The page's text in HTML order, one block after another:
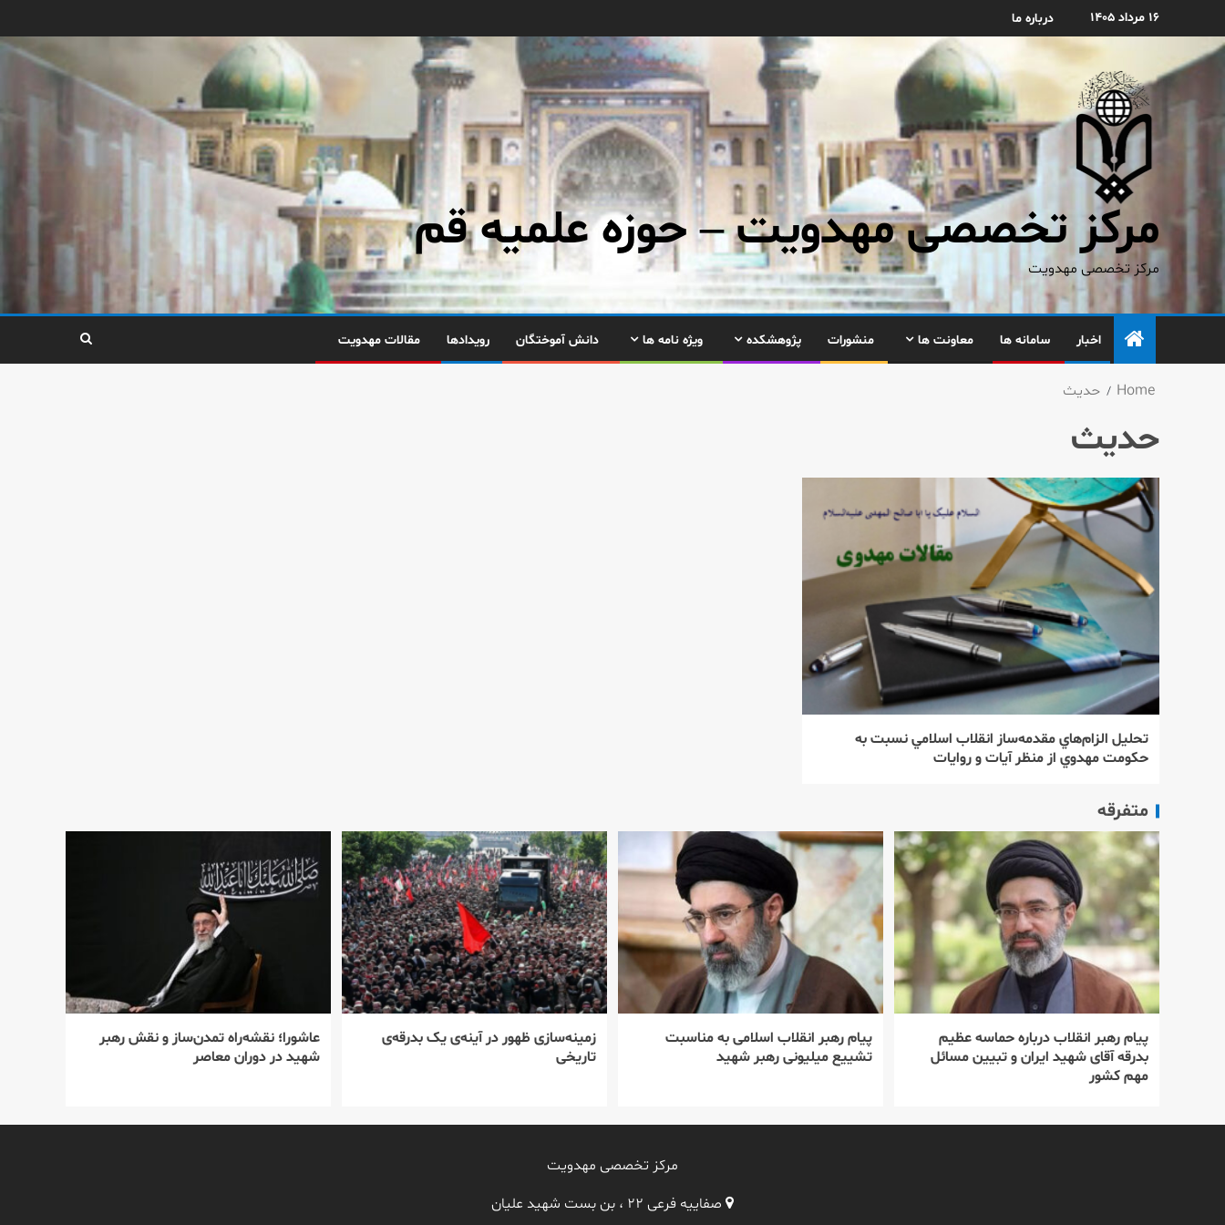
۱۶ مرداد ۱۴۰۵ درباره ما
مرکز تخصصی مهدویت – حوزه علمیه قم
مرکز تخصصی مهدویت
اخبار سامانه ها معاونت ها منشورات پژوهشکده ویژه نامه ها دانش آموختگان رویدادها مقالات مهدویت
Home حدیث
حدیث
تحليل الزام‌هاي مقدمه‌ساز انقلاب اسلامي نسبت به
حكومت ‌مهدوي از منظر آيات و روايات
متفرقه
پیام رهبر انقلاب درباره حماسه عظیم
بدرقه آقای شهید ایران و تبیین مسائل
مهم کشور
پیام رهبر انقلاب اسلامی به مناسبت
تشییع میلیونی رهبر شهید
زمینه‌سازی ظهور در آینه‌ی یک بدرقه‌ی
تاریخی
عاشورا؛ نقشه‌راه تمدن‌ساز و نقش رهبر
شهید در دوران معاصر
مرکز تخصصی مهدویت
صفاییه فرعی ۲۲ ، بن بست شهید علیان